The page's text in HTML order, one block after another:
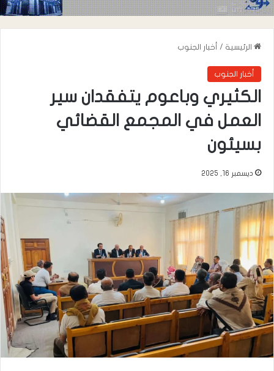
الرئيسية / أخبار الجنوب
أخبار الجنوب
الكثيري وباعوم يتفقدان سير
العمل في المجمع القضائي
بسيئون
ديسمبر 16, 2025